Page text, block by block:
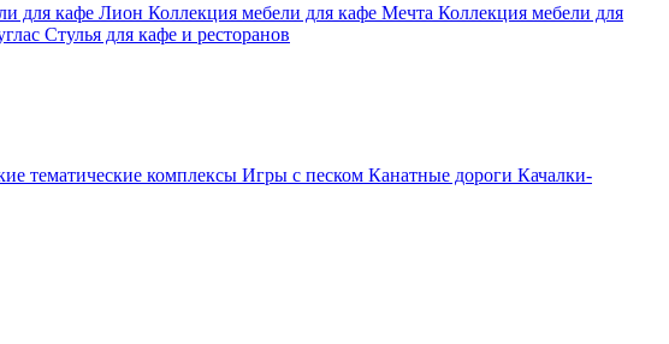
для кафе Лион Коллекция мебели для кафе Мечта Коллекция мебели для
Стулья для кафе и ресторанов
тематические комплексы Игры с песком Канатные дороги Качалки-